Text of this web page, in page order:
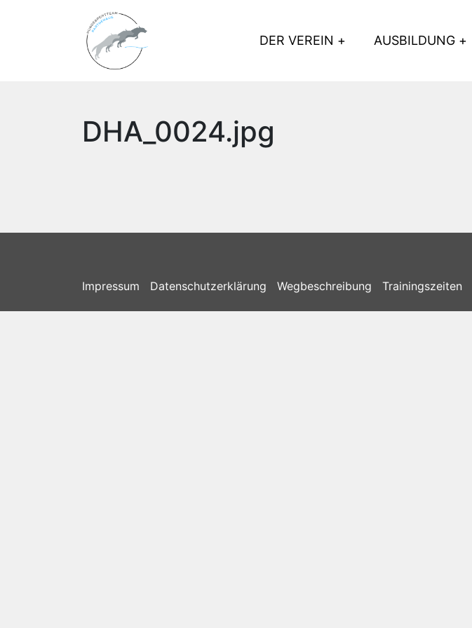
DER VEREIN AUSBILDUNG
DHA_0024.jpg
Impressum Datenschutzerklärung Wegbeschreibung Trainingszeiten